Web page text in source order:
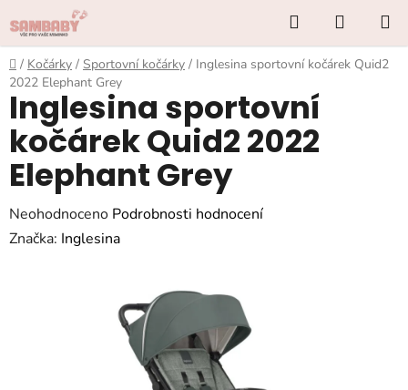
na
obsah
Hledat
KOŠÍK
Domů
/ Kočárky / Sportovní kočárky / Inglesina sportovní kočárek Quid2
2022 Elephant Grey
Inglesina sportovní
kočárek Quid2 2022
Elephant Grey
Průměrné
hodnocení
Neohodnoceno Podrobnosti hodnocení
Značka: Inglesina